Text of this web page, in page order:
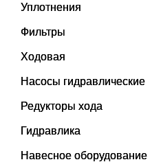
Уплотнения
Фильтры
Ходовая
Насосы гидравлические
Редукторы хода
Гидравлика
Навесное оборудование